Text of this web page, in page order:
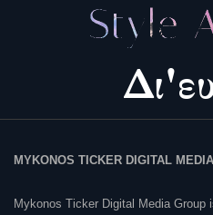
MYKONOS TICKER DIGITAL
Mykonos Ticker Digital Media Group